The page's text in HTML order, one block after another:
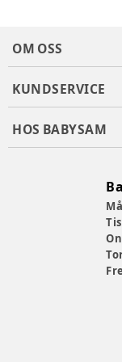
OM OSS
KUNDSERVICE
HOS BABYSAM